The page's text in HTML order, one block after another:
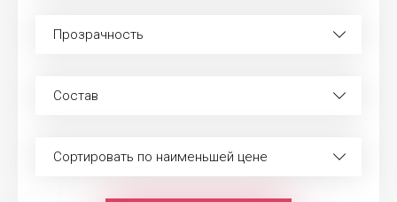
Прозрачность
Состав
Сортировать по наименьшей цене